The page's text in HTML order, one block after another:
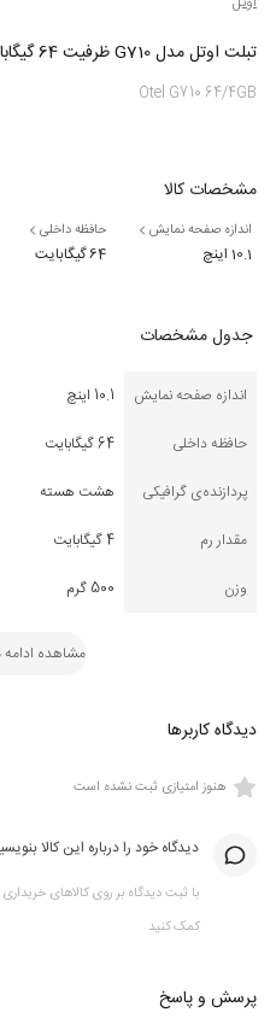
تبلت اوتل مدل G710 ظرفیت 64 گیگابایت رم 4 گیگابایت
Otel G710 64/4GB
مشخصات کالا
اندازه صفحه نمایش
10.1 اینچ
حافظه داخلی
64 گیگابایت
جدول مشخصات
اندازه صفحه نمایش
10.1 اینچ
حافظه داخلی
64 گیگابایت
پردازنده‌ی گرافیکی
هشت هسته
مقدار رم
4 گیگابایت
وزن
500 گرم
مشاهده
دیدگاه کاربرها
هنوز امتیازی ثبت نشده است
دیدگاه خود را درباره این کالا
با ثبت دیدگاه بر روی کالاهای
کمک کنید
پرسش و پاسخ